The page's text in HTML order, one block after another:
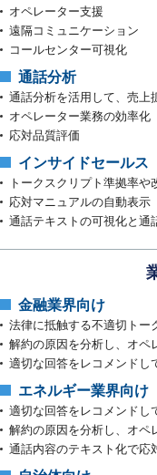
オペレーター支援
遠隔コミュニケーション
コールセンター可視化
通話分析
通話分析を活用して、売上
オペレーター業務の効率化
応対品質評価
インサイドセールス
トークスクリプト準拠率や
応対マニュアルの自動表示
通話テキストの可視化と通
金融業界向け
法律に抵触する不適切トー
解約の原因を分析し、オペ
適切な回答をレコメンドし
エネルギー業界向け
適切な回答をレコメンドし
解約の原因を分析し、オペ
通話内容のテキスト化で応